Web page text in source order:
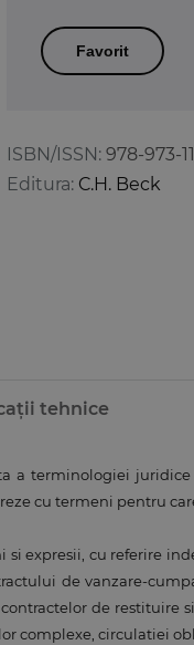
ISBN/ISSN: 978-973-
Editura: C.H. Beck
Favorit
tehnice
terminologiei juridice
cu termeni pentru
expresii, cu referire
de vanzare-
de restituire
complexe, circulatiei